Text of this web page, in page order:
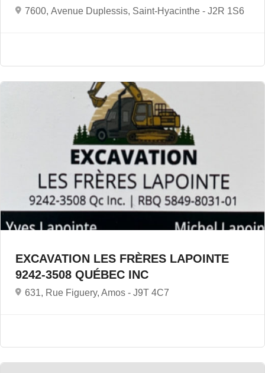
7600, Avenue Duplessis, Saint-Hyacinthe - J2R 1S6
EXCAVATION LES FRÈRES LAPOINTE
9242-3508 QUÉBEC INC
631, Rue Figuery, Amos - J9T 4C7